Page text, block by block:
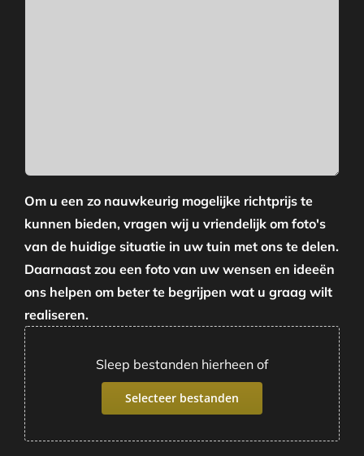
Om u een zo nauwkeurig mogelijke richtprijs te
kunnen bieden, vragen wij u vriendelijk om foto's
van de huidige situatie in uw tuin met ons te delen.
Daarnaast zou een foto van uw wensen en ideeën
ons helpen om beter te begrijpen wat u graag wilt
realiseren.
Sleep bestanden hierheen of
Selecteer bestanden